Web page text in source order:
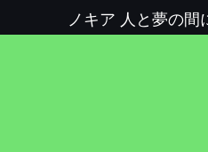
ノキア 人と夢の間